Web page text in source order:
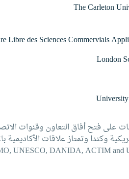
The Carleton
Libre des Sciences Commervials
London
على فتح أفاق التعاون وقنوات
وكندا وتمتاز علاقات